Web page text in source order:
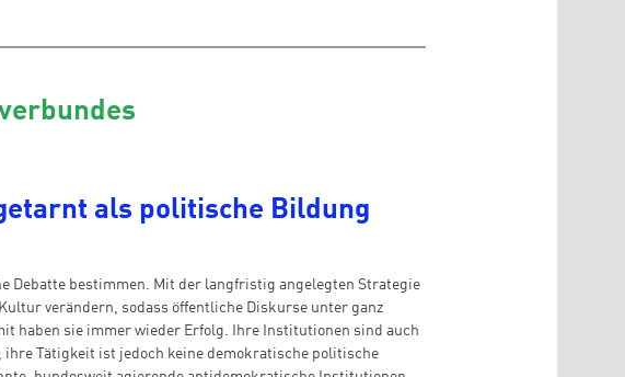
als politische Bildung
Debatte bestimmen. Mit der langfristig angelegten Strategie
verändern, sodass öffentliche Diskurse unter ganz
haben sie immer wieder Erfolg. Ihre Institutionen sind auch
Tätigkeit ist jedoch keine demokratische politische